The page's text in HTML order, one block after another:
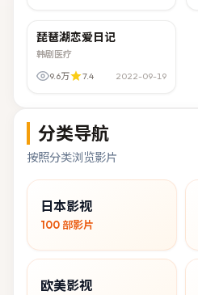
琵琶湖恋爱日记
韩剧医疗
9.6万
7.4 2022-09-19
分类导航
按照分类浏览影片
日本影视
100 部影片
欧美影视